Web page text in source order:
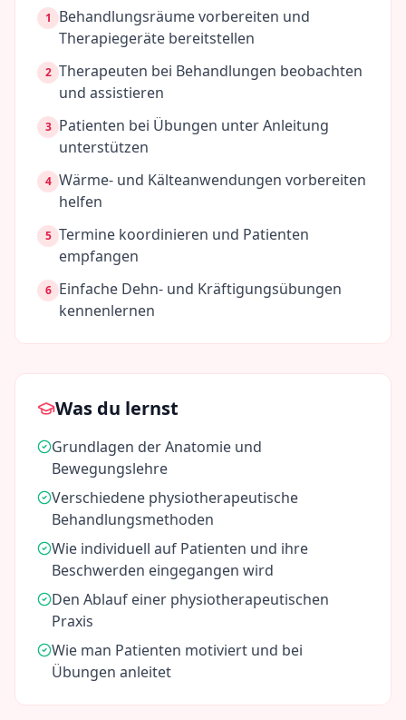
1
Behandlungsräume vorbereiten und
Therapiegeräte bereitstellen
2 Therapeuten bei Behandlungen beobachten
und assistieren
3 Patienten bei Übungen unter Anleitung
unterstützen
4 Wärme- und Kälteanwendungen vorbereiten
helfen
5 Termine koordinieren und Patienten
empfangen
6 Einfache Dehn- und Kräftigungsübungen
kennenlernen
Was du lernst
Grundlagen der Anatomie und
Bewegungslehre
Verschiedene physiotherapeutische
Behandlungsmethoden
Wie individuell auf Patienten und ihre
Beschwerden eingegangen wird
Den Ablauf einer physiotherapeutischen
Praxis
Wie man Patienten motiviert und bei
Übungen anleitet